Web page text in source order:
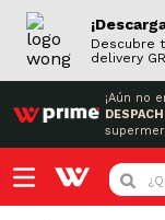
Descubre
delivery
¡Aún no
¿Que
Cargando